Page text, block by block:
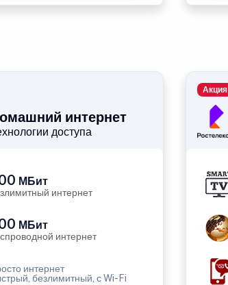
интернет
доступа
МБит
интернет
МБит
интернет
интернет
безлимитный, с Wi-Fi
Акция